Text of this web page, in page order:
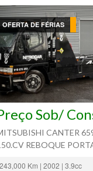
OFERTA DE FÉRIAS
Sob/
CANTER
REBOQUE
243,000 Km | 2002 | 3.9cc